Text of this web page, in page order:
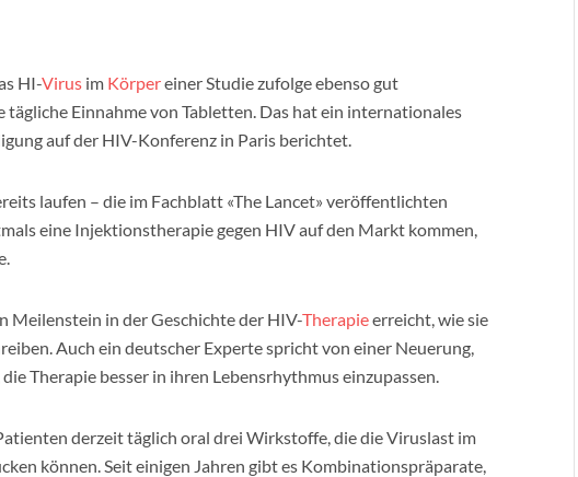
HI-Virus im Körpereiner Studie zufolge ebenso gut
Einnahme von Tabletten. Das hat ein internationales
auf der HIV-Konferenz in Paris berichtet.
laufen – die im Fachblatt «The Lancet» veröffentlichten
eine Injektionstherapie gegen HIV auf den Markt kommen,
Meilenstein in der Geschichte der HIV-Therapieerreicht, wie sie
Auch ein deutscher Experte spricht von einer Neuerung,
Therapie besser in ihren Lebensrhythmus einzupassen.
derzeit täglich oral drei Wirkstoffe, die die Viruslast im
können. Seit einigen Jahren gibt es Kombinationspräparate,